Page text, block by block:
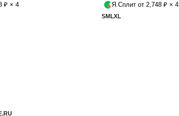
₽ × 4 Я.Сплит от 2,748 ₽ × 4
SMLXL